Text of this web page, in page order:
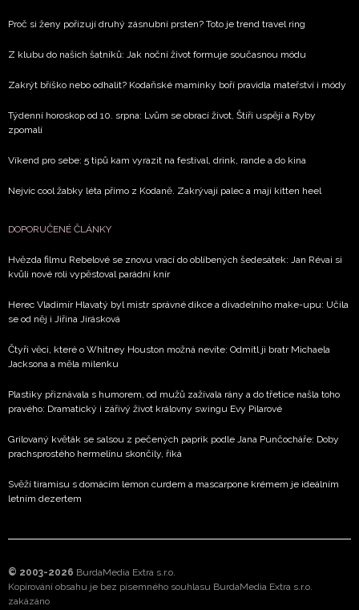
Vašimi údaji pracovat zejména k organizaci a
vyhodnocení akce a zasílání novinek.
Chcete navíc dostávat i další zajímavé a exkluzivní
zpracováním údajů k tomuto účelu podle Zásad ochrany
soukromí BurdaMedia Extra s.r.o.
Proč si ženy pořizují druhý zásnubní prsten? Toto je trend travel ring
Z klubu do našich šatníků: Jak noční život formuje současnou módu
Zakrýt bříško nebo odhalit? Kodaňské maminky boří pravidla mateřství i módy
Týdenní horoskop od 10. srpna: Lvům se obrací život, Štíři uspějí a Ryby
zpomalí
Víkend pro sebe: 5 tipů kam vyrazit na festival, drink, rande a do kina
Nejvíc cool žabky léta přímo z Kodaně. Zakrývají palec a mají kitten heel
DOPORUČENÉ ČLÁNKY
Hvězda filmu Rebelové se znovu vrací do oblíbených šedesátek: Jan Révai si
kvůli nové roli vypěstoval parádní knír
Herec Vladimír Hlavatý byl mistr správné dikce a divadelního make-upu: Učila
se od něj i Jiřina Jirásková
Čtyři věci, které o Whitney Houston možná nevíte: Odmítl ji bratr Michaela
Jacksona a měla milenku
Plastiky přiznávala s humorem, od mužů zažívala rány a do třetice našla toho
pravého: Dramatický i zářivý život královny swingu Evy Pilarové
Grilovaný květák se salsou z pečených paprik podle Jana Punčocháře: Doby
prachsprostého hermelínu skončily, říká
Svěží tiramisu s domácím lemon curdem a mascarpone krémem je ideálním
letním dezertem
© 2003-2026 BurdaMedia Extra s.r.o.
Kopírování obsahu je bez písemného souhlasu BurdaMedia Extra s.r.o.
zakázáno